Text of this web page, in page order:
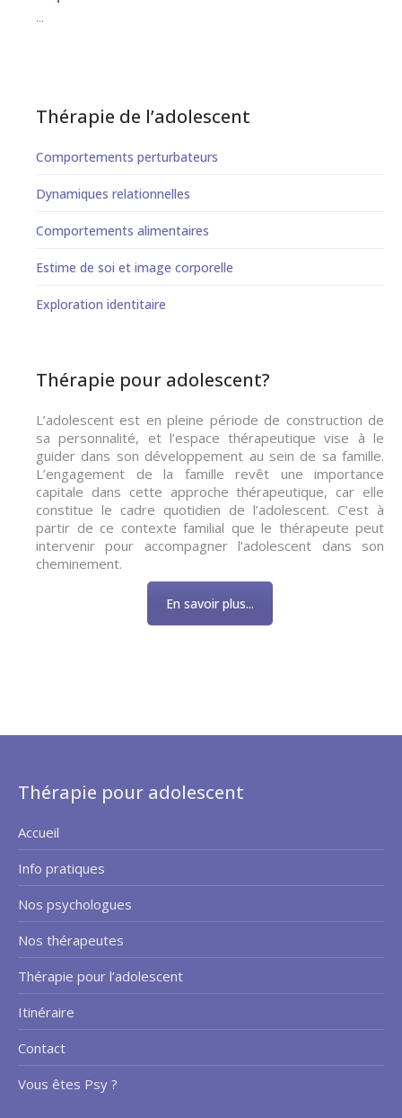
Thérapie de l’adolescent
Comportements perturbateurs
Dynamiques relationnelles
Comportements alimentaires
Estime de soi et image corporelle
Exploration identitaire
Thérapie pour adolescent?
L’adolescent est en pleine période de construction de
sa personnalité, et l’espace thérapeutique vise à le
guider dans son développement au sein de sa famille.
L’engagement de la famille revêt une importance
capitale dans cette approche thérapeutique, car elle
constitue le cadre quotidien de l’adolescent. C’est à
partir de ce contexte familial que le thérapeute peut
intervenir pour accompagner l’adolescent dans son
cheminement.
En savoir plus...
Thérapie pour adolescent
Accueil
Info pratiques
Nos psychologues
Nos thérapeutes
Thérapie pour l’adolescent
Itinéraire
Contact
Vous êtes Psy ?